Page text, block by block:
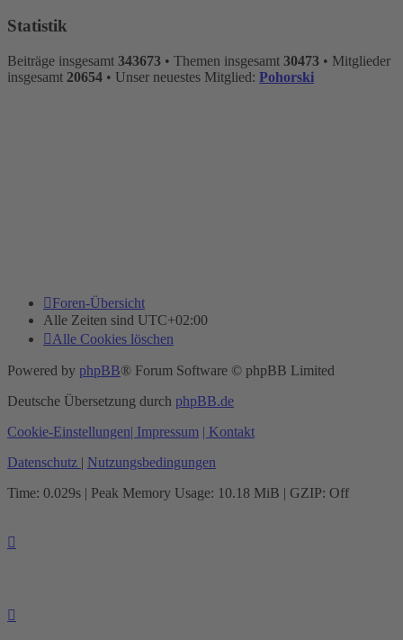
Statistik
Beiträge insgesamt 343673 • Themen insgesamt 30473 • Mitglieder
insgesamt 20654 • Unser neuestes Mitglied: Pohorski
Foren-Übersicht
Alle Zeiten sind UTC+02:00
Alle Cookies löschen
Powered by phpBB® Forum Software © phpBB Limited
Deutsche Übersetzung durch phpBB.de
Cookie-Einstellungen| Impressum | Kontakt
Datenschutz | Nutzungsbedingungen
Time: 0.029s | Peak Memory Usage: 10.18 MiB | GZIP: Off